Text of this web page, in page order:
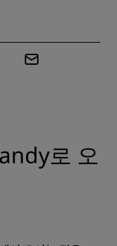
로 오